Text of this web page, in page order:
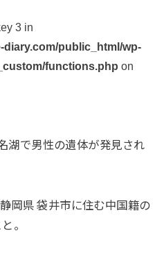
3 in
public_html/wp-
functions.php on
湖で男性の遺体が発見され
岡県 袋井市に住む中国籍の
。